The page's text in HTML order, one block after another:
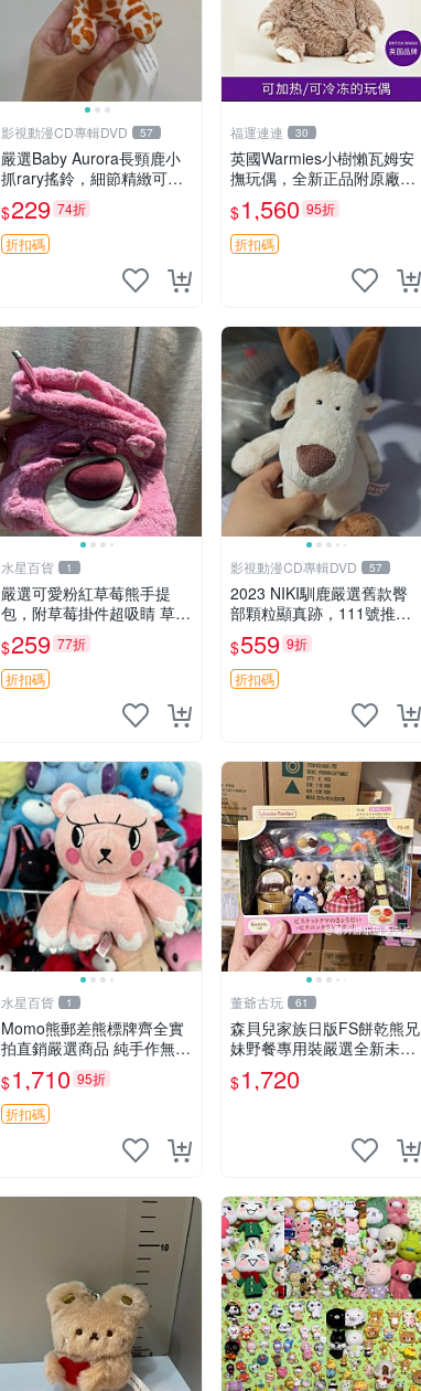
影視動漫CD專輯DVD 57
嚴選Baby Aurora長頸鹿小
抓rary搖鈴，細節精緻可聆
聽清脆鈴音 軟萌可愛 定制
紀念 金屬搖鈴 新手媽咪推
薦 長頸鹿 抓rary 搖鈴
$229 74折
折扣碼
福運連連 30
英國Warmies小樹懶瓦姆安
撫玩偶，全新正品附原廠吊
牌與防塵袋，內藏薰衣草可
加熱，適合各個年齡層，冷
暖兩用享受抱抱樂趣，不容
錯過嚴選好物 溫暖 冷感
$1,560 95折
折扣碼
水星百貨 1
嚴選可愛粉紅草莓熊手提
包，附草莓掛件超吸睛 草莓
熊手提包 草莓掛件 可愛port
unese
$259 77折
折扣碼
影視動漫CD專輯DVD 57
2023 NIKI馴鹿嚴選舊款臀
部顆粒顯真跡，111號推薦
珍藏品 馴鹿 舊款 尾巴顆粒
$559 9折
折扣碼
水星百貨 1
Momo熊郵差熊標牌齊全實
拍直銷嚴選商品 純手作無修
圖可收藏 郵差熊 Momo熊
標牌 商品
$1,710 95折
折扣碼
董爺古玩 61
森貝兒家族日版FS餅乾熊兄
妹野餐專用裝嚴選全新未開
封，包含兩組大童款紙盒
裝，適合收藏與分享。 餅乾
$1,720